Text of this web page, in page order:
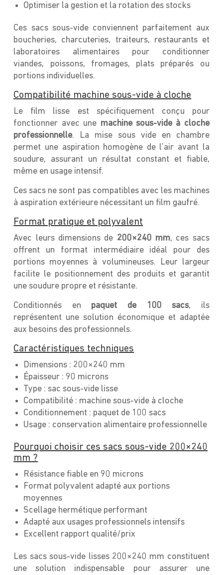
Optimiser la gestion et la rotation des stocks
Ces sacs sous-vide conviennent parfaitement aux
boucheries, charcuteries, traiteurs, restaurants et
laboratoires alimentaires pour conditionner
viandes, poissons, fromages, plats préparés ou
portions individuelles.
Compatibilité machine sous-vide à cloche
Le film lisse est spécifiquement conçu pour
fonctionner avec une machine sous-vide à cloche
professionnelle. La mise sous vide en chambre
permet une aspiration homogène de l’air avant la
soudure, assurant un résultat constant et fiable,
même en usage intensif.
Ces sacs ne sont pas compatibles avec les machines
à aspiration extérieure nécessitant un film gaufré.
Format pratique et polyvalent
Avec leurs dimensions de 200×240 mm, ces sacs
offrent un format intermédiaire idéal pour des
portions moyennes à volumineuses. Leur largeur
facilite le positionnement des produits et garantit
une soudure propre et résistante.
Conditionnés en paquet de 100 sacs, ils
représentent une solution économique et adaptée
aux besoins des professionnels.
Caractéristiques techniques
Dimensions : 200×240 mm
Épaisseur : 90 microns
Type : sac sous-vide lisse
Compatibilité : machine sous-vide à cloche
Conditionnement : paquet de 100 sacs
Usage : conservation alimentaire professionnelle
Pourquoi choisir ces sacs sous-vide 200×240
mm ?
Résistance fiable en 90 microns
Format polyvalent adapté aux portions
moyennes
Scellage hermétique performant
Adapté aux usages professionnels intensifs
Excellent rapport qualité/prix
Les sacs sous-vide lisses 200×240 mm constituent
une solution indispensable pour assurer une